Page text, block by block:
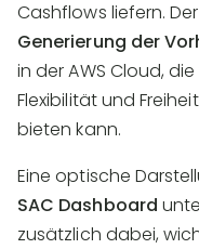
Cashflows liefern. Der
Generierung der
in der AWS Cloud,
Flexibilität und
bieten kann.
Eine optische
SAC Dashboard
zusätzlich dabei,